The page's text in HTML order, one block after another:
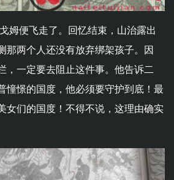
姆便飞走了。回忆结束，山治露出
那两个人还没有放弃绑架孩子。因
，一定要去阻止这件事。他告诉二
憧憬的国度，他必须要守护到底！最
女们的国度！不得不说，这理由确实